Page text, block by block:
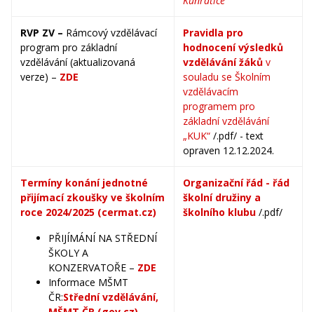
RVP ZV – Rámcový vzdělávací
program pro základní
vzdělávání (aktualizovaná
verze) – ZDE
Pravidla pro
hodnocení výsledků
vzdělávání žáků v
souladu se Školním
vzdělávacím
programem pro
základní vzdělávání
„KUK“ /.pdf/ - text
opraven 12.12.2024.
Termíny konání jednotné
přijímací zkoušky ve školním
roce 2024/2025 (cermat.cz)
PŘIJÍMÁNÍ NA STŘEDNÍ
ŠKOLY A
KONZERVATOŘE – ZDE
Informace MŠMT
ČR:Střední vzdělávání,
Organizační řád - řád
školní družiny a
školního klubu /.pdf/